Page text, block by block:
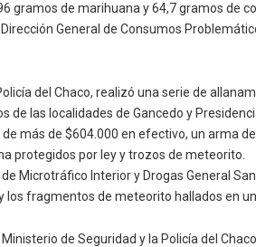
gramos de marihuana y 64,7 gramos de
General de Consumos
del Chaco, realizó una serie de
de las localidades de Gancedo y
más de $604.000 en efectivo, un arma
protegidos por ley y trozos de meteorito.
Microtráfico Interior y Drogas General
los fragmentos de meteorito hallados en
de Seguridad y la Policía del